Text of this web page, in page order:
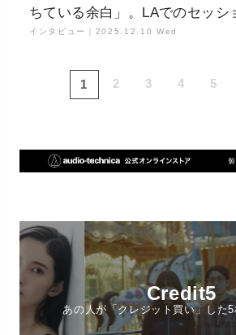
ちている余白」。LAでのセッシ
インタビュー｜ 2025.12.10 Wed
1 2 3 4 5
Credit5
あの人が「クレジット買い」した